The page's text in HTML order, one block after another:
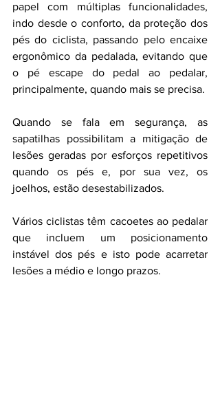
papel com múltiplas funcionalidades,
indo desde o conforto, da proteção dos
pés do ciclista, passando pelo encaixe
ergonômico da pedalada, evitando que
o pé escape do pedal ao pedalar,
principalmente, quando mais se precisa.
Quando se fala em segurança, as
sapatilhas possibilitam a mitigação de
lesões geradas por esforços repetitivos
quando os pés e, por sua vez, os
joelhos, estão desestabilizados.
Vários ciclistas têm cacoetes ao pedalar
que incluem um posicionamento
instável dos pés e isto pode acarretar
lesões a médio e longo prazos.